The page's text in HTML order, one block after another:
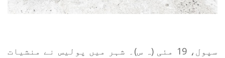
سپول، 19 مئی (ہ س)۔ شہر میں پولیس نے منشیات